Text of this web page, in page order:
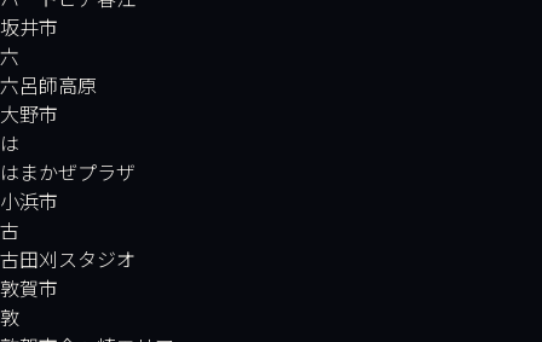
坂井市
六
六呂師高原
大野市
は
はまかぜプラザ
小浜市
古
古田刈スタジオ
敦賀市
敦